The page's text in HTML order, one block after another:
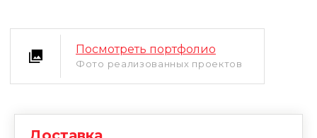
Посмотреть портфолио
Фото реализованных проектов